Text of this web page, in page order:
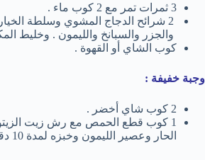
3 ثمرات تمر مع 2 كوب ماء .
2 شرائح الدجاج المشوي وسلطة
والجزر والسبانخ والليمون . وخليط
كوب الشاي أو القهوة .
وجبة خفيفة :
2 كوب شاي أخضر .
1 كوب قطع الحمص مع رش زيت
الحار وعصير الليمون وخبزه لمدة 10 دقائق .